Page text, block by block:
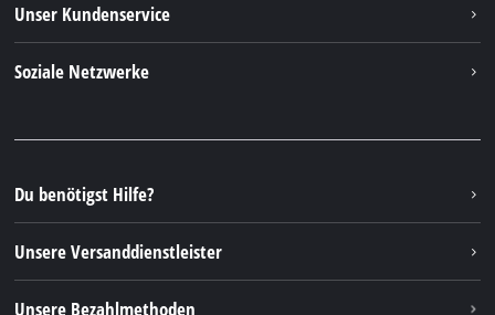
Einhell Germany AG
Unser Kundenservice
Soziale Netzwerke
Instagram
TikTok
Pinterest
Du benötigst Hilfe?
Unsere Versanddienstleister
Unsere Bezahlmethoden